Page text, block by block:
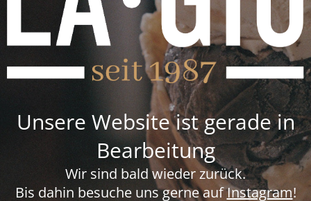
Unsere Website ist gerade in
Bearbeitung
Wir sind bald wieder zurück.
Bis dahin besuche uns gerne aufInstagram!